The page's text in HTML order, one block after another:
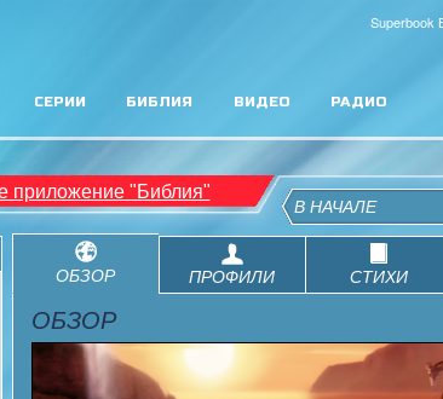
Superbook
СЕРИИ БИБЛИЯ ВИДЕО РАДИО